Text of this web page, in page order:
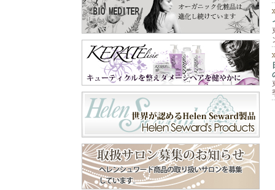
さらふわに仕上が
り、しかも⁡ ⁡汚れが
ひどくなかったら⁡ ⁡
一度洗いでも きち
んと落とせる⁡ ⁡優れ
もの✨⁡ ⁡わん子にも
飼い主にも負担を⁡ ⁡
軽減するシャンプ
ー😍⁡ ⁡スリッカー
は、軽く使いやす
くで⁡ ピン長めのタ
イプだから、頭用
♪⁡ ‎˖٭ .‎˖٭ .‎˖٭ .‎˖٭ .‎˖٭
.‎˖٭ .‎˖٭ .‎˖٭ .‎˖٭ .‎˖٭‎˖٭
.‎˖٭ .‎˖٭ .‎˖٭ .‎˖٭ .‎˖٭ .‎˖
٭ .‎˖٭ .‎˖٭ ありがと
以外の乾燥が気に
なる所にも使えま
ペーパーを扱う業
務作業、指先を使
う細かい作業な
ど、手を使うあら
ゆる作業🖐️ 飲食店
や家庭での食器洗
い洗剤や消毒剤等
の刺激から手肌を
守ってくれます😊
美容師やトリマー
などよくシャンプ
ーをする手肌にも
おすすめ😌 嫌な臭